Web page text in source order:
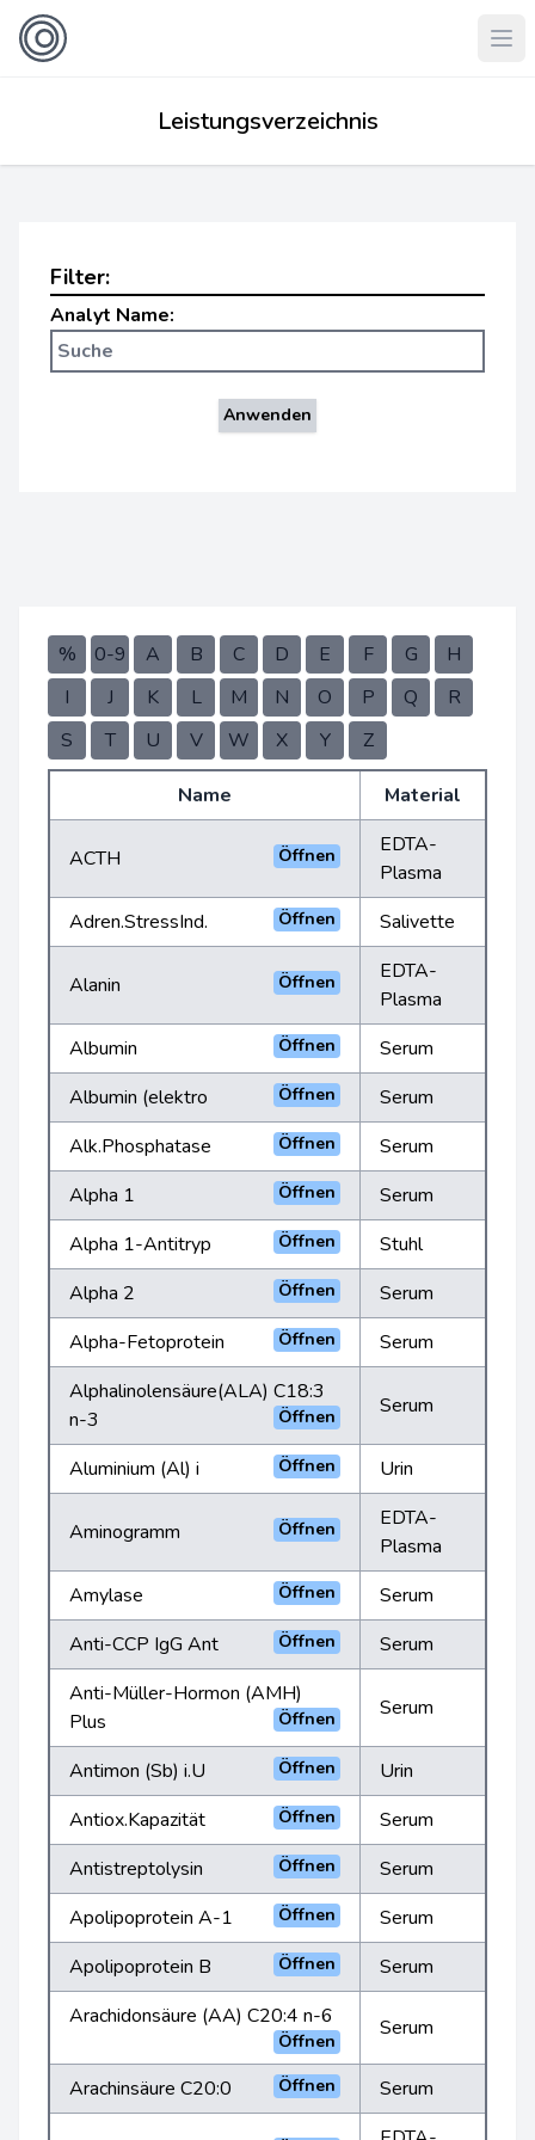
Leistungsverzeichnis
% 0-9 A B C D E F G
H
I
J K L M N O P Q
R
S
T U V W X Y Z
Name Material
ACTH Öffnen
EDTA-
Plasma
Adren.StressInd.
Öffnen Salivette
Alanin Öffnen
EDTA-
Plasma
Albumin
Öffnen
Serum
Albumin (elektro
Öffnen
Serum
Alk.Phosphatase
Öffnen
Serum
Alpha 1
Öffnen
Serum
Alpha 1-Antitryp
Öffnen
Stuhl
Alpha 2
Öffnen
Serum
Alpha-Fetoprotein
Öffnen
Serum
Alphalinolensäure(ALA) C18:3
n-3
Öffnen Serum
Aluminium (Al) i Öffnen Urin
Aminogramm Öffnen
EDTA-
Plasma
Amylase
Öffnen
Serum
Anti-CCP IgG Ant
Öffnen
Serum
Anti-Müller-Hormon (AMH)
Plus
Öffnen Serum
Antimon (Sb) i.U Öffnen
Urin
Antiox.Kapazität
Öffnen
Serum
Antistreptolysin
Öffnen
Serum
Apolipoprotein A-1
Öffnen
Serum
Apolipoprotein B
Öffnen
Serum
Arachidonsäure (AA) C20:4 n-6
Öffnen
Serum
Arachinsäure C20:0 Öffnen Serum
Filter:
Analyt Name:
Anwenden